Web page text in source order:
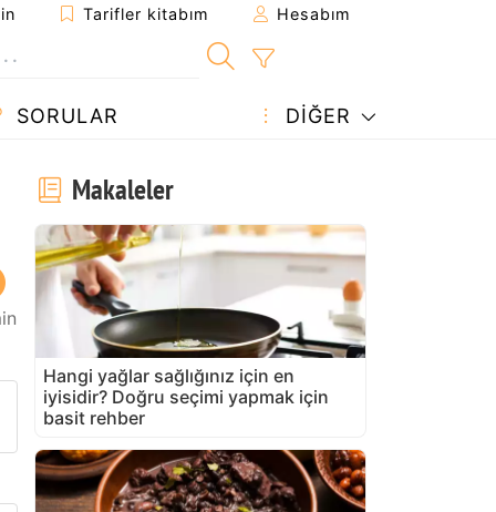
Tarifler kitabım Hesabım
SORULAR DIĞER
gönderbir soru sorun
tarifin fotoğrafını
Makaleler
Hangi yağlar sağlığınız için en
iyisidir? Doğru seçimi yapmak için
basit rehber